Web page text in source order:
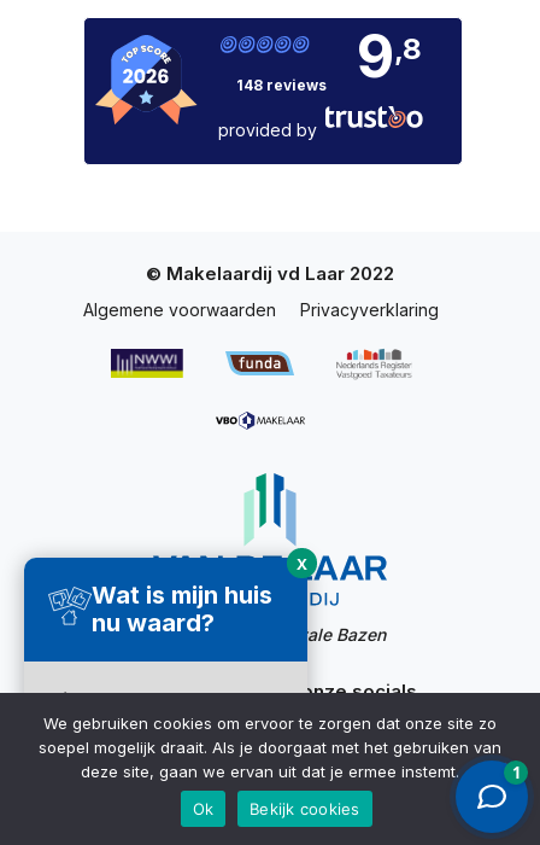
Wat is mijn huis
nu waard?
Direct een
waardecheck
ontvangen ➜
X
148 reviews 9,8
provided by
© Makelaardij vd Laar 2022
Algemene voorwaarden Privacyverklaring
Website door: Digitale Bazen
Ook bereikbaar via onze socials
We gebruiken cookies om ervoor te zorgen dat onze site zo
soepel mogelijk draait. Als je doorgaat met het gebruiken van
deze site, gaan we ervan uit dat je ermee instemt.
Ok
Bekijk cookies